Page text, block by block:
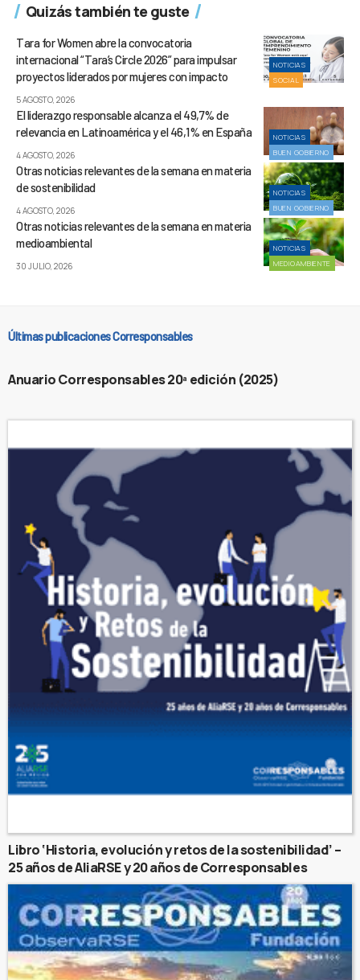
Quizás también te guste
NOTICIAS
SOCIAL
Tara for Women abre la convocatoria
internacional “Tara’s Circle 2026” para impulsar
proyectos liderados por mujeres con impacto
5 AGOSTO, 2026
NOTICIAS
BUEN GOBIERNO
El liderazgo responsable alcanza el 49,7% de
relevancia en Latinoamérica y el 46,1% en España
4 AGOSTO, 2026
NOTICIAS
BUEN GOBIERNO
Otras noticias relevantes de la semana en materia
de sostenibilidad
4 AGOSTO, 2026
NOTICIAS
MEDIOAMBIENTE
Otras noticias relevantes de la semana en materia
medioambiental
30 JULIO, 2026
Últimas publicaciones Corresponsables
Anuario Corresponsables 20ª edición (2025)
Libro ‘Historia, evolución y retos de la sostenibilidad’ –
25 años de AliaRSE y 20 años de Corresponsables